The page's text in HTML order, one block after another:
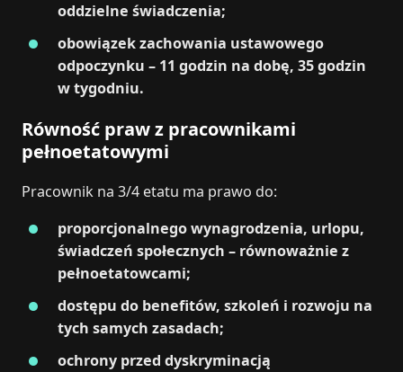
oddzielne świadczenia;
obowiązek zachowania ustawowego
odpoczynku – 11 godzin na dobę, 35 godzin
w tygodniu.
Równość praw z pracownikami
pełnoetatowymi
Pracownik na 3/4 etatu ma prawo do:
proporcjonalnego wynagrodzenia, urlopu,
świadczeń społecznych – równoważnie z
pełnoetatowcami;
dostępu do benefitów, szkoleń i rozwoju na
tych samych zasadach;
ochrony przed dyskryminacją